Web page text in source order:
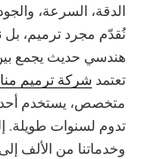
الدقة، السرعة،
نُقدّم مجرد ترميم، بل
هندسي حديث يجمع
تعتمد شركة ترميم
متخصص، يستخدم أحدث
تدوم لسنوات طويلة.
وخدماتنا من الألف إلى